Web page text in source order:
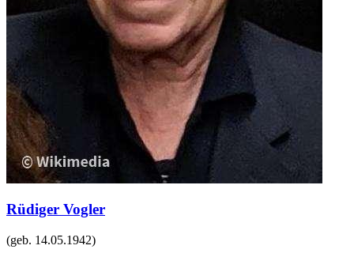
Rüdiger Vogler
(geb. 14.05.1942)